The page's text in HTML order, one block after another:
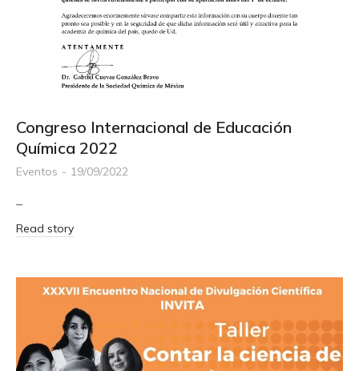
Congreso Internacional de Educación
Química 2022
Eventos 19/09/2022
–
Read story